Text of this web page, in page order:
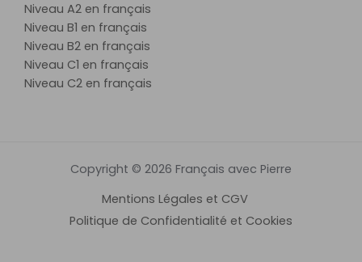
Niveau A2 en français
Niveau B1 en français
Niveau B2 en français
Niveau C1 en français
Niveau C2 en français
Copyright © 2026 Français avec Pierre
Mentions Légales et CGV
Politique de Confidentialité et Cookies